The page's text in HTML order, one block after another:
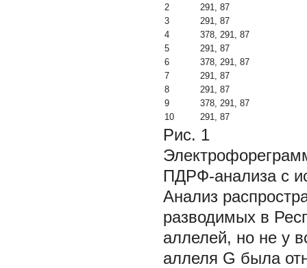
2
291, 87
3
291, 87
4
378, 291, 87
5
291, 87
6
378, 291, 87
7
291, 87
8
291, 87
9
378, 291, 87
10
291, 87
Рис. 1
ПДРФ-анализа с
Анализ
разводимых в
аллелей, но не у
аллеля G была